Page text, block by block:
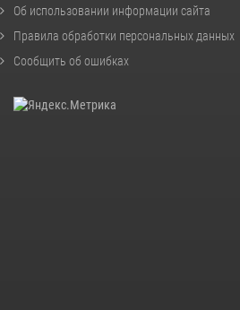
Об использовании информации сайта
Правила обработки персональных данных
Сообщить об ошибках